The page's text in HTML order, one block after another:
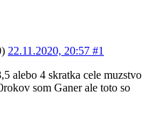
22.11.2020, 20:57 #1
alebo 4 skratka cele muzstvo
som Ganer ale toto so